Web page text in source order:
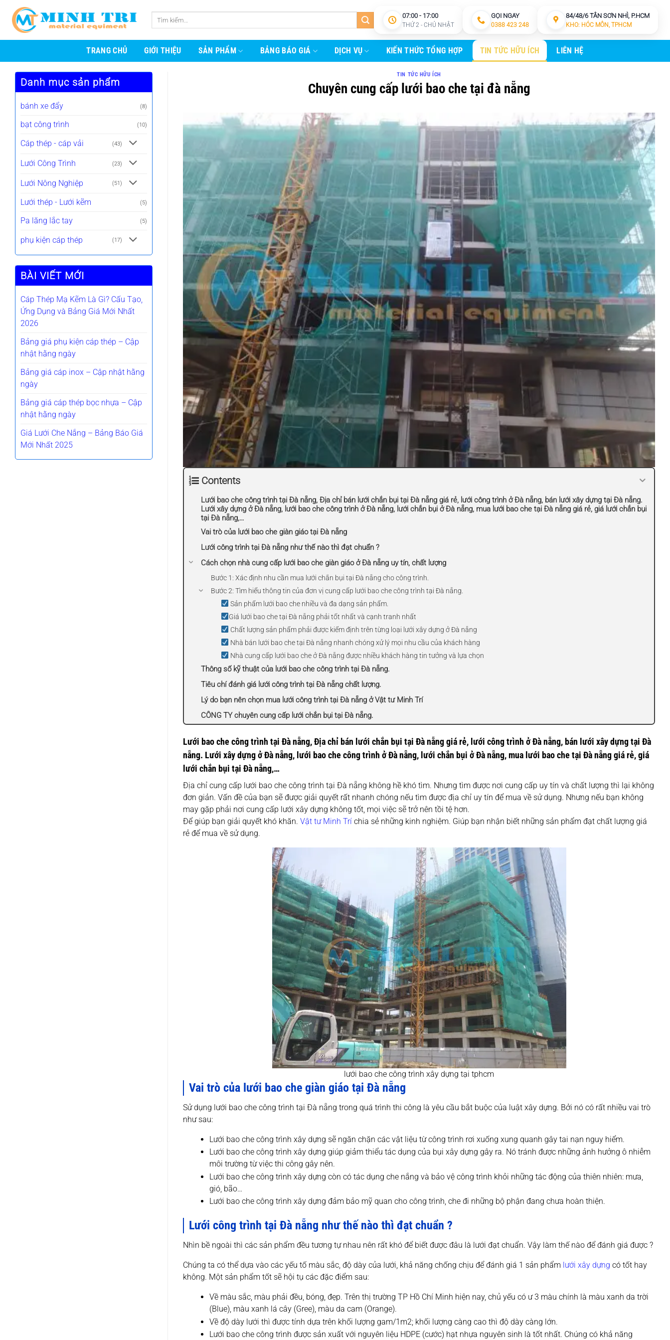
qua
dung
Tìm
07:00 - 17:00
THỨ 2 - CHỦ NHẬT
GỌI NGAY
0388 423 248
84/48/6 TÂN SƠN NHÌ, P.HCM
KHO: HÓC MÔN, TPHCM
TRANG CHỦ GIỚI THIỆU SẢN PHẨM BẢNG BÁO GIÁ DỊCH VỤ KIẾN THỨC TỔNG HỢP TIN TỨC HỮU ÍCH LIÊN HỆ
Danh mục sản phẩm
bánh xe đẩy (8)
bạt công trình (10)
Cáp thép - cáp vải (43)
Lưới Công Trình (23)
Lưới Nông Nghiệp (51)
Lưới thép - Lưới kẽm (5)
Pa lăng lắc tay (5)
phụ kiện cáp thép (17)
BÀI VIẾT MỚI
Cáp Thép Mạ Kẽm Là Gì? Cấu Tạo,
Ứng Dụng và Bảng Giá Mới Nhất
2026
Bảng giá phụ kiện cáp thép – Cập
nhật hằng ngày
Bảng giá cáp inox – Cập nhật hằng
ngày
Bảng giá cáp thép bọc nhựa – Cập
nhật hằng ngày
Giá Lưới Che Nắng – Bảng Báo Giá
Mới Nhất 2025
TIN TỨC HỮU ÍCH
Chuyên cung cấp lưới bao che tại đà nẵng
Contents
Lưới bao che công trình tại Đà nẵng, Địa chỉ bán lưới chắn bụi tại Đà nẵng giá rẻ, lưới công trình ở Đà nẵng, bán lưới xây dựng tại Đà nẵng.
Lưới xây dựng ở Đà nẵng, lưới bao che công trình ở Đà nẵng, lưới chắn bụi ở Đà nẵng, mua lưới bao che tại Đà nẵng giá rẻ, giá lưới chắn bụi
tại Đà nẵng,…
Vai trò của lưới bao che giàn giáo tại Đà nẵng
Lưới công trình tại Đà nẵng như thế nào thì đạt chuẩn ?
Cách chọn nhà cung cấp lưới bao che giàn giáo ở Đà nẵng uy tín, chất lượng
Bước 1: Xác định nhu cần mua lưới chắn bụi tại Đà nẵng cho công trình.
Bước 2: Tìm hiểu thông tin của đơn vị cung cấp lưới bao che công trình tại Đà nẵng.
Sản phẩm lưới bao che nhiều và đa dạng sản phẩm.
Giá lưới bao che tại Đà nẵng phải tốt nhất và cạnh tranh nhất
Chất lượng sản phẩm phải được kiểm định trên từng loại lưới xây dựng ở Đà nẵng
Nhà bán lưới bao che tại Đà nẵng nhanh chóng xử lý mọi nhu cầu của khách hàng
Nhà cung cấp lưới bao che ở Đà nẵng được nhiều khách hàng tin tưởng và lựa chọn
Thông số kỹ thuật của lưới bao che công trình tại Đà nẵng.
Tiêu chí đánh giá lưới công trình tại Đà nẵng chất lượng.
Lý do bạn nên chọn mua lưới công trình tại Đà nẵng ở Vật tư Minh Trí
CÔNG TY chuyên cung cấp lưới chắn bụi tại Đà nẵng.
Lưới bao che công trình tại Đà nẵng, Địa chỉ bán lưới chắn bụi tại Đà nẵng giá rẻ, lưới công trình ở Đà nẵng, bán lưới xây dựng tại Đà
nẵng. Lưới xây dựng ở Đà nẵng, lưới bao che công trình ở Đà nẵng, lưới chắn bụi ở Đà nẵng, mua lưới bao che tại Đà nẵng giá rẻ, giá
lưới chắn bụi tại Đà nẵng,…
Địa chỉ cung cấp lưới bao che công trình tại Đà nẵng không hề khó tìm. Nhưng tìm được nơi cung cấp uy tín và chất lượng thì lại không
đơn giản. Vấn đề của bạn sẽ được giải quyết rất nhanh chóng nếu tìm được địa chỉ uy tín để mua về sử dụng. Nhưng nếu bạn không
may gặp phải nơi cung cấp lưới xây dựng không tốt, mọi việc sẽ trở nên tồi tệ hơn.
Để giúp bạn giải quyết khó khăn. Vật tư Minh Trí chia sẻ những kinh nghiệm. Giúp bạn nhận biết những sản phẩm đạt chất lượng giá
rẻ để mua về sử dụng.
lưới bao che công trình xây dựng tại tphcm
Vai trò của lưới bao che giàn giáo tại Đà nẵng
Sử dụng lưới bao che công trình tại Đà nẵng trong quá trình thi công là yêu cầu bắt buộc của luật xây dựng. Bởi nó có rất nhiều vai trò
như sau:
Lưới bao che công trình xây dựng sẽ ngăn chặn các vật liệu từ công trình rơi xuống xung quanh gây tai nạn nguy hiểm.
Lưới bao che công trình xây dựng giúp giảm thiểu tác dụng của bụi xây dựng gây ra. Nó tránh được những ảnh hưởng ô nhiễm
môi trường từ việc thi công gây nên.
Lưới bao che công trình xây dựng còn có tác dụng che nắng và bảo vệ công trình khỏi những tác động của thiên nhiên: mưa,
gió, bão…
Lưới bao che công trình xây dựng đảm bảo mỹ quan cho công trình, che đi những bộ phận đang chưa hoàn thiện.
Lưới công trình tại Đà nẵng như thế nào thì đạt chuẩn ?
Nhìn bề ngoài thì các sản phẩm đều tương tự nhau nên rất khó để biết được đâu là lưới đạt chuẩn. Vậy làm thế nào để đánh giá được ?
Chúng ta có thể dựa vào các yếu tố màu sắc, độ dày của lưới, khả năng chống chịu để đánh giá 1 sản phẩm lưới xây dựng có tốt hay
không. Một sản phẩm tốt sẽ hội tụ các đặc điểm sau:
Về màu sắc, màu phải đều, bóng, đẹp. Trên thị trường TP Hồ Chí Minh hiện nay, chủ yếu có ư 3 màu chính là màu xanh da trời
(Blue), màu xanh lá cây (Gree), màu da cam (Orange).
Về độ dày lưới thì được tính dựa trên khối lượng gam/1m2; khối lượng càng cao thì độ dày càng lớn.
Lưới bao che công trình được sản xuất với nguyên liệu HDPE (cước) hạt nhựa nguyên sinh là tốt nhất. Chúng có khả năng